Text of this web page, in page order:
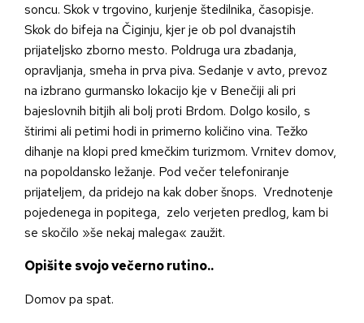
soncu. Skok v trgovino, kurjenje štedilnika, časopisje.
Skok do bifeja na Čiginju, kjer je ob pol dvanajstih
prijateljsko zborno mesto. Poldruga ura zbadanja,
opravljanja, smeha in prva piva. Sedanje v avto, prevoz
na izbrano gurmansko lokacijo kje v Benečiji ali pri
bajeslovnih bitjih ali bolj proti Brdom. Dolgo kosilo, s
štirimi ali petimi hodi in primerno količino vina. Težko
dihanje na klopi pred kmečkim turizmom. Vrnitev domov,
na popoldansko ležanje. Pod večer telefoniranje
prijateljem, da pridejo na kak dober šnops. Vrednotenje
pojedenega in popitega, zelo verjeten predlog, kam bi
se skočilo »še nekaj malega« zaužit.
Opišite svojo večerno rutino..
Domov pa spat.